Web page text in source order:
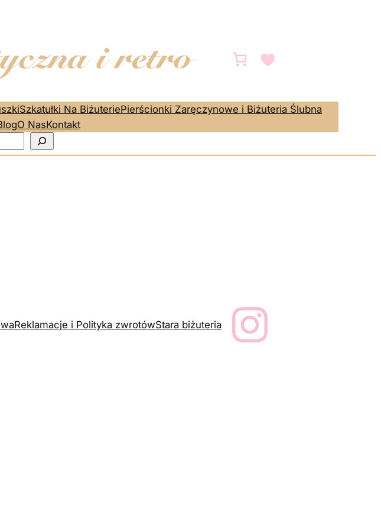
Szkatułki Na BiżuteriePierścionki Zaręczynowe i Biżuteria Ślubna
O NasKontakt
Reklamacje i Polityka zwrotówStara biżuteria